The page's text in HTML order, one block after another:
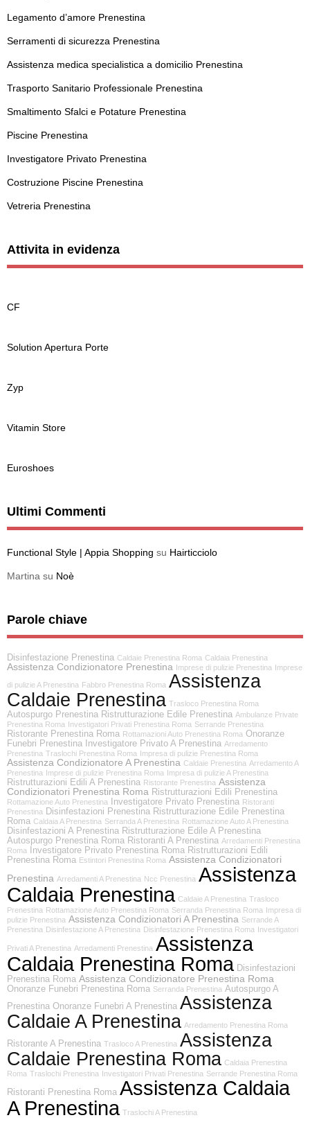
Legamento d’amore Prenestina
Serramenti di sicurezza Prenestina
Assistenza medica specialistica a domicilio Prenestina
Trasporto Sanitario Professionale Prenestina
Smaltimento Sfalci e Potature Prenestina
Piscine Prenestina
Investigatore Privato Prenestina
Costruzione Piscine Prenestina
Vetreria Prenestina
Attivita in evidenza
CF
Solution Apertura Porte
Zyp
Vitamin Store
Euroshoes
Ultimi Commenti
Functional Style | Appia Shopping su Hairticciolo
Martina su Noè
Parole chiave
Disinfestazione Prenestina Caldaie Prenestina Roma Caldaia Prenestina
Assistenza Condizionatore Prenestina Imprese di pulizie Prenestina Imprese
di pulizie A Prenestina Fabbro Prenestina Roma Assistenza
Caldaie Prenestina Trasloco Prenestina Roma
Autospurgo Prenestina Ristrutturazione Edile Prenestina Ambulanze Private
Prenestina Roma Investigatori Privati Prenestina Roma Serrande Prenestina
Ristorante Prenestina Roma Rottamazioni Auto Prenestina Roma Onoranze
Funebri Prenestina
Investigatore Privato A Prenestina Arredamento
Prenestina Traslochi Prenestina Roma Impresa di pulizie Prenestina Roma
Assistenza Condizionatore A Prenestina Caldaie Prenestina Arredamento A
Prenestina Imprese di pulizie Prenestina Roma Impresa di pulizie A Prenestina
Ristrutturazioni Edili A Prenestina Ristorante Prenestina Assistenza
Condizionatori Prenestina Roma Ristrutturazioni Edili Prenestina
Rottamazione Auto Prenestina Investigatore Privato Prenestina Ristoranti
Prenestina Disinfestazioni Prenestina Ristrutturazione Edile Prenestina
Roma Caldaia A Prenestina Serranda A Prenestina Rottamazione Auto A Prenestina
Disinfestazioni A Prenestina Ristrutturazione Edile A Prenestina
Autospurgo Prenestina Roma Ristoranti A Prenestina Arredamenti Prenestina
Roma
Investigatore Privato Prenestina Roma Ristrutturazioni Edili
Prenestina Roma Estintori Prenestina Roma Assistenza Condizionatori
Prenestina Arredamenti A Prenestina Ncc Prenestina Assistenza
Caldaia Prenestina Caldaie A Prenestina Trasloco
Prenestina Rottamazione Auto Prenestina Roma Serranda Prenestina Roma Impresa di
pulizie Prenestina Assistenza Condizionatori A Prenestina Serrande A
Prenestina Disinfestazione A Prenestina Disinfestazione Prenestina Roma Investigatori
Privati A Prenestina Arredamenti Prenestina Assistenza
Caldaia Prenestina Roma Disinfestazioni
Prenestina Roma Assistenza Condizionatore Prenestina Roma
Onoranze Funebri Prenestina Roma Serranda Prenestina Autospurgo A
Prenestina Onoranze Funebri A Prenestina Assistenza
Caldaie A Prenestina Arredamento Prenestina Roma
Ristorante A Prenestina Trasloco A Prenestina Assistenza
Caldaie Prenestina Roma Caldaia Prenestina
Roma Traslochi Prenestina Investigatori Privati Prenestina Serrande Prenestina Roma
Ristoranti Prenestina Roma Assistenza Caldaia
A Prenestina Traslochi A Prenestina